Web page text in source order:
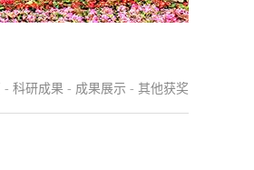
- 科研成果 - 成果展示 - 其他获奖